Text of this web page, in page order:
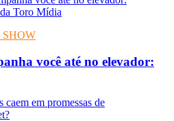
você até no elevador: